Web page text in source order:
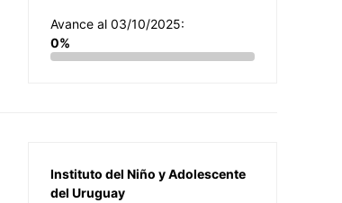
Avance al 03/10/2025:
0%
Instituto del Niño y Adolescente
del Uruguay